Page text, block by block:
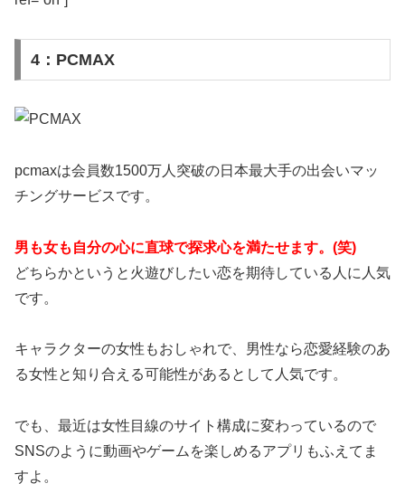
4：PCMAX
pcmaxは会員数1500万人突破の日本最大手の出会いマッ
チングサービスです。
男も女も自分の心に直球で探求心を満たせます。(笑)
どちらかというと火遊びしたい恋を期待している人に人気
です。
キャラクターの女性もおしゃれで、男性なら恋愛経験のあ
る女性と知り合える可能性があるとして人気です。
でも、最近は女性目線のサイト構成に変わっているので
SNSのように動画やゲームを楽しめるアプリもふえてま
すよ。